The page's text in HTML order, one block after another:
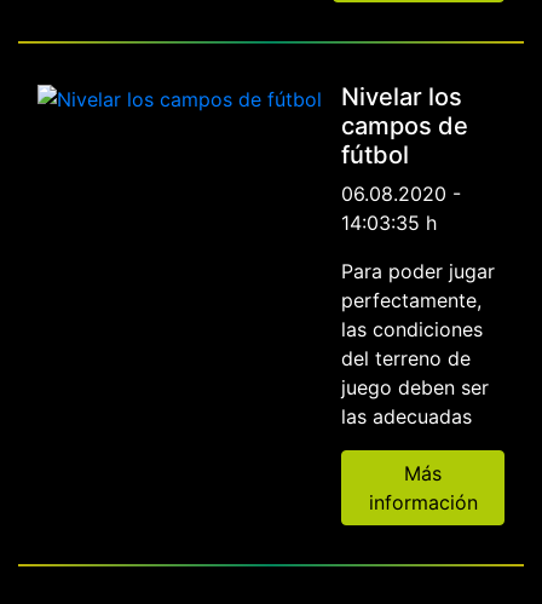
Nivelar los
campos de
fútbol
06.08.2020 -
14:03:35 h
Para poder jugar
perfectamente,
las condiciones
del terreno de
juego deben ser
las adecuadas
Más
información